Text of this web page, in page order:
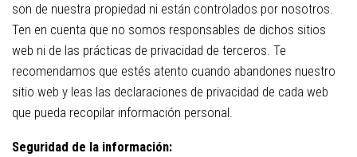
son de nuestra propiedad ni están controlados por nosotros.
Ten en cuenta que no somos responsables de dichos sitios
web ni de las prácticas de privacidad de terceros. Te
recomendamos que estés atento cuando abandones nuestro
sitio web y leas las declaraciones de privacidad de cada web
que pueda recopilar información personal.
Seguridad de la información: